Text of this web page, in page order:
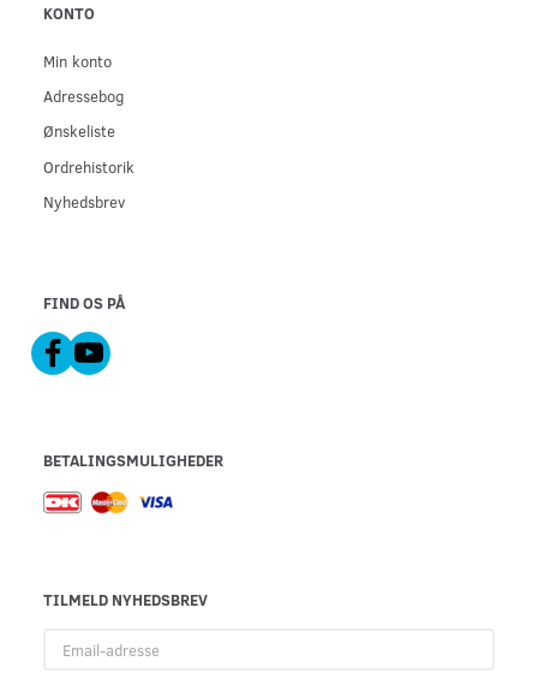
KONTO
Min konto
Adressebog
Ønskeliste
Ordrehistorik
Nyhedsbrev
FIND OS PÅ
BETALINGSMULIGHEDER
TILMELD NYHEDSBREV
adresse